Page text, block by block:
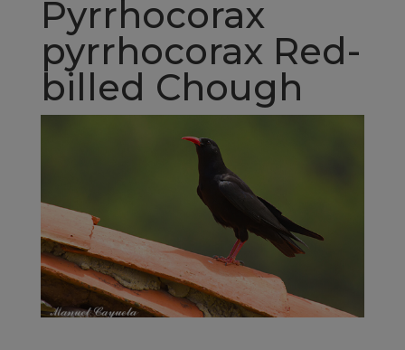
Pyrrhocorax
pyrrhocorax Red-
billed Chough